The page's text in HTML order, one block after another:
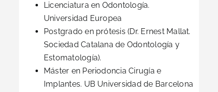
Licenciatura en Odontología.
Universidad Europea
Postgrado en prótesis (Dr. Ernest Mallat.
Sociedad Catalana de Odontología y
Estomatología).
Máster en Periodoncia Cirugía e
Implantes. UB Universidad de Barcelona